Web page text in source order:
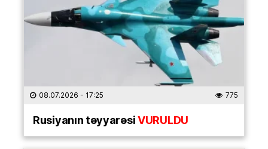
08.07.2026 - 17:25 775
Rusiyanın təyyarəsiVURULDU